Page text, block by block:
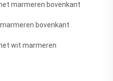
marmeren bovenkant
bovenkant
wit marmeren